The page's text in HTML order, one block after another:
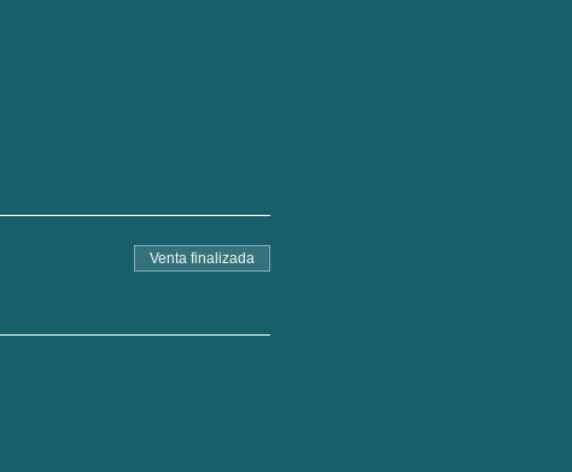
Venta finalizada